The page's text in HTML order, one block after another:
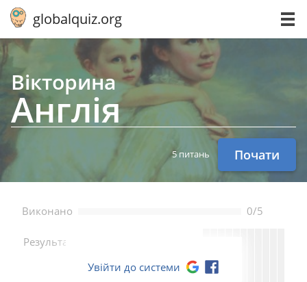
globalquiz.org
Вікторина
Англія
5 питань Почати
Bиконано 0/5
Pезультат --
Увійти до системи